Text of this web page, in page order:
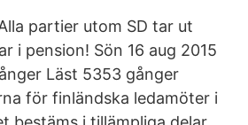
partier utom SD tar ut
i pension! Sön 16 aug 2015
Läst 5353 gånger
för finländska ledamöter i